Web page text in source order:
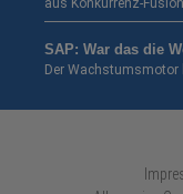
aus Konkurrenz-
SAP: War das die
Der